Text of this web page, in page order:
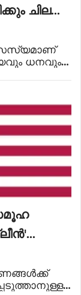
ചില
സസ്യമാണ്
ധനവും
ഗ